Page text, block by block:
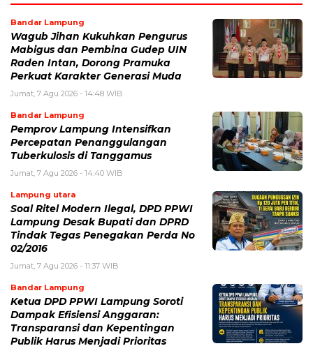
Bandar Lampung
Wagub Jihan Kukuhkan Pengurus
Mabigus dan Pembina Gudep UIN
Raden Intan, Dorong Pramuka
Perkuat Karakter Generasi Muda
Jumat, 7 Agu 2026 - 14:48 WIB
Bandar Lampung
Pemprov Lampung Intensifkan
Percepatan Penanggulangan
Tuberkulosis di Tanggamus
Jumat, 7 Agu 2026 - 14:40 WIB
Lampung utara
Soal Ritel Modern Ilegal, DPD PPWI
Lampung Desak Bupati dan DPRD
Tindak Tegas Penegakan Perda No
02/2016
Jumat, 7 Agu 2026 - 11:37 WIB
Bandar Lampung
Ketua DPD PPWI Lampung Soroti
Dampak Efisiensi Anggaran:
Transparansi dan Kepentingan
Publik Harus Menjadi Prioritas